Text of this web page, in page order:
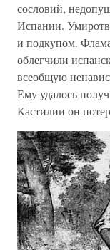
сословий,
Испании.
и подкупом.
облегчили
всеобщую
Ему удалось
Кастилии он